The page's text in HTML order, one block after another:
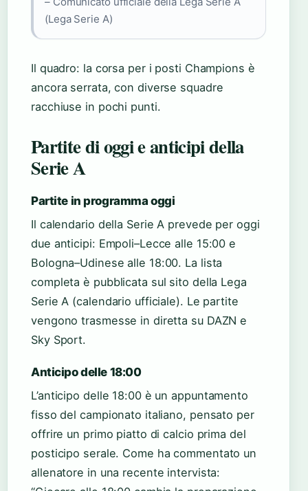
(Lega Serie A)
Il quadro: la corsa per i posti Champions è
ancora serrata, con diverse squadre
racchiuse in pochi punti.
Partite di oggi e anticipi della
Serie A
Partite in programma oggi
Il calendario della Serie A prevede per oggi
due anticipi: Empoli–Lecce alle 15:00 e
Bologna–Udinese alle 18:00. La lista
completa è pubblicata sul sito della Lega
Serie A (calendario ufficiale). Le partite
vengono trasmesse in diretta su DAZN e
Sky Sport.
Anticipo delle 18:00
L’anticipo delle 18:00 è un appuntamento
fisso del campionato italiano, pensato per
offrire un primo piatto di calcio prima del
posticipo serale. Come ha commentato un
allenatore in una recente intervista: